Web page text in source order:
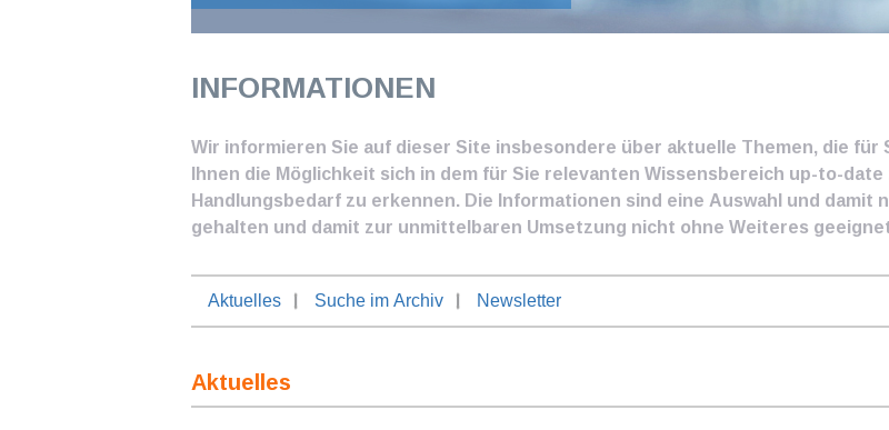
INFORMATIONEN
Wir informieren Sie auf dieser Site insbesondere über aktuelle Themen, die
Ihnen die Möglichkeit sich in dem für Sie relevanten Wissensbereich up-to-
Handlungsbedarf zu erkennen. Die Informationen sind eine Auswahl und damit
gehalten und damit zur unmittelbaren Umsetzung nicht ohne Weiteres
Aktuelles Suche im Archiv Newsletter
Aktuelles